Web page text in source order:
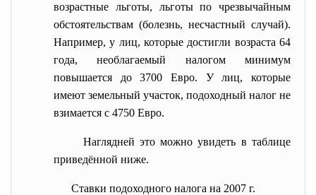
возрастные льготы, льготы по чрезвычайным
обстоятельствам (болезнь, несчастный случай).
Например, у лиц, которые достигли возраста 64
года, необлагаемый налогом минимум
повышается до 3700 Евро. У лиц, которые
имеют земельный участок, подоходный налог не
взимается с 4750 Евро.
Наглядней это можно увидеть в таблице
приведённой ниже.
Ставки подоходного налога на 2007 г.